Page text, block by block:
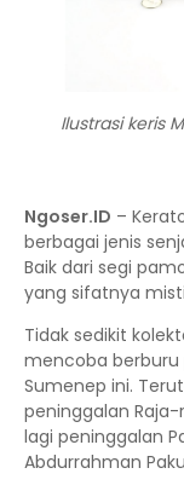
Ilustrasi keris
Ngoser.ID –
berbagai jenis
Baik dari segi
yang sifatnya
Tidak sedikit
mencoba berburu
Sumenep ini.
peninggalan Raja-
lagi peninggalan
Abdurrahman